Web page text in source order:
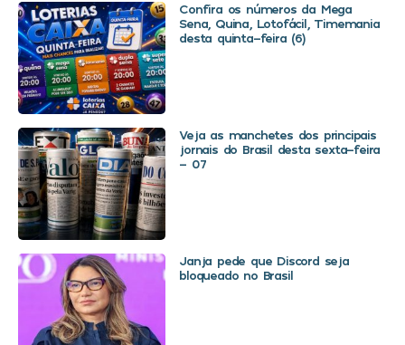
Confira os números da Mega
Sena, Quina, Lotofácil, Timemania
desta quinta-feira (6)
Veja as manchetes dos principais
jornais do Brasil desta sexta-feira
– 07
Janja pede que Discord seja
bloqueado no Brasil